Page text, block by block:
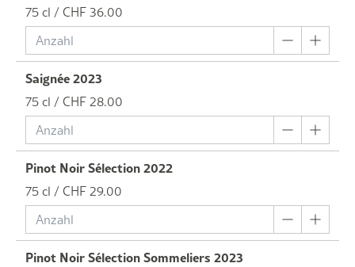
75 cl / CHF 36.00
Saignée 2023
75 cl / CHF 28.00
Pinot Noir Sélection 2022
75 cl / CHF 29.00
Pinot Noir Sélection Sommeliers 2023